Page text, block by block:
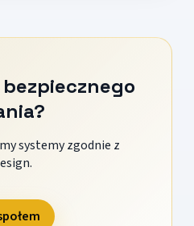
systemy zgodnie z